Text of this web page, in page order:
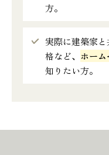
方。
実際に建築家
格など、 ホー
知りたい方。